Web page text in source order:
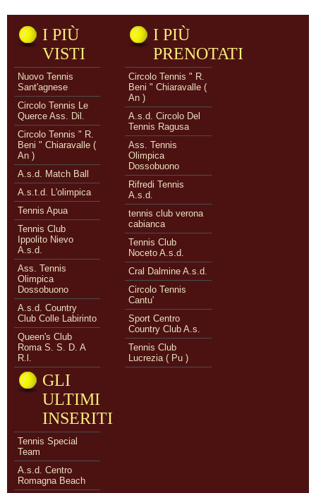
I PIÙ
VISTI
Nuovo Tennis
Sant'agnese
Circolo Tennis Le
Querce Ass. Dil.
Circolo Tennis " R.
Beni " Chiaravalle (
An )
A.s.d. Match Ball
A.s.t.d. L'olimpica
Tennis Apua
Tennis Club
Ippolito Nievo
A.s.d.
Ass. Tennis
Olimpica
Dossobuono
A.s.d. Country
Club Colle Labirinto
Queen's Club
Roma S. S. D. A
R.l.
I PIÙ
PRENOTATI
Circolo Tennis " R.
Beni " Chiaravalle (
An )
A.s.d. Circolo Del
Tennis Ragusa
Ass. Tennis
Olimpica
Dossobuono
Rifredi Tennis
A.s.d.
tennis club verona
cabianca
Tennis Club
Noceto A.s.d.
Cral Dalmine A.s.d.
Circolo Tennis
Cantu'
Sport Centro
Country Club A.s.
Tennis Club
Lucrezia ( Pu )
GLI
ULTIMI
INSERITI
Tennis Special
Team
A.s.d. Centro
Romagna Beach